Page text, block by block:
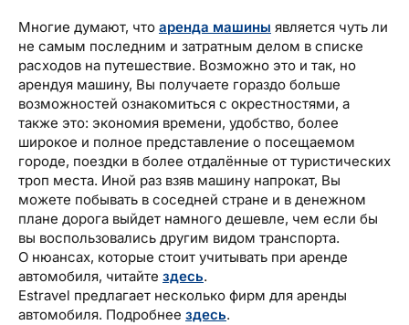
Многие думают, что аренда машины является чуть ли
не самым последним и затратным делом в списке
расходов на путешествие. Возможно это и так, но
арендуя машину, Вы получаете гораздо больше
возможностей ознакомиться с окрестностями, а
также это: экономия времени, удобство, более
широкое и полное представление о посещаемом
городе, поездки в более отдалённые от туристических
троп места. Иной раз взяв машину напрокат, Вы
можете побывать в соседней стране и в денежном
плане дорога выйдет намного дешевле, чем если бы
вы воспользовались другим видом транспорта.
О нюансах, которые стоит учитывать при аренде
автомобиля, читайте здесь.
Estravel предлагает несколько фирм для аренды
автомобиля. Подробнее здесь.